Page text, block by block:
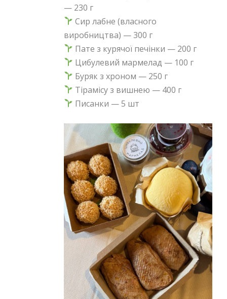
— 230 г
Сир лабне (власного
виробництва) — 300 г
Пате з курячої печінки — 200 г
Цибулевий мармелад — 100 г
Буряк з хроном — 250 г
Тірамісу з вишнею — 400 г
Писанки — 5 шт